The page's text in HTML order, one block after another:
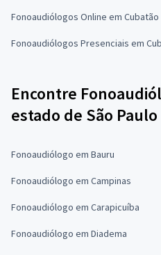
Fonoaudiólogos Online em Cubatão
Fonoaudiólogos Presenciais em
Encontre
estado de São Paulo
Fonoaudiólogo em Bauru
Fonoaudiólogo em Campinas
Fonoaudiólogo em Carapicuíba
Fonoaudiólogo em Diadema